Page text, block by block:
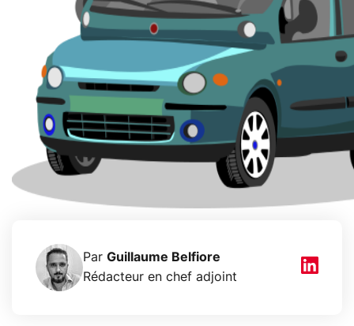
Par Guillaume Belfiore
Rédacteur en chef adjoint